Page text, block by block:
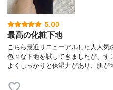
5.00
最高の化粧下地
こちら最近リニューアルした大人
色々な下地を試してきましたが、
よくしっかりと保湿力があり、肌が